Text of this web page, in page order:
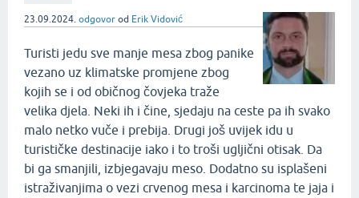
23.09.2024. odgovor od Erik Vidović
Turisti jedu sve manje mesa zbog panike
vezano uz klimatske promjene zbog
kojih se i od običnog čovjeka traže
velika djela. Neki ih i čine, sjedaju na ceste pa ih svako
malo netko vuče i prebija. Drugi još uvijek idu u
turističke destinacije iako i to troši ugljični otisak. Da
bi ga smanjili, izbjegavaju meso. Dodatno su isplašeni
istraživanjima o vezi crvenog mesa i karcinoma te jaja i